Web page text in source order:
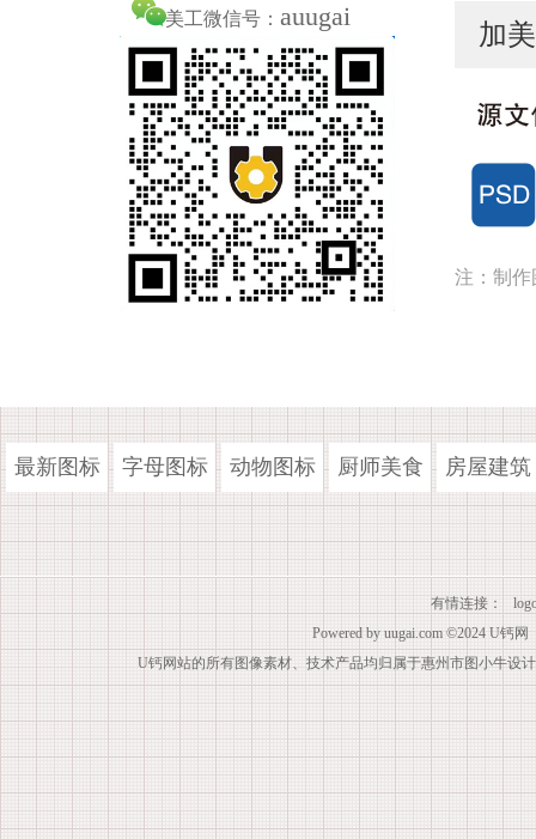
美工微信号： auugai
加
注：制作
最新图标 字母图标 动物图标 厨师美食 房屋建筑
有情连接：
Powered by uugai.com ©2024 U钙网
U钙网站的所有图像素材、技术产品均归属于惠州市图小牛设